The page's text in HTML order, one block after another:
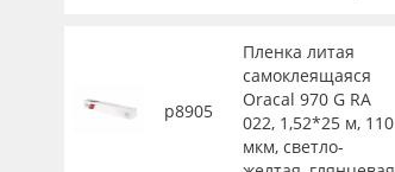
р8905
Пленка литая
самоклеящаяся
Oracal 970 G RA
022, 1,52*25 м, 110
мкм, светло-